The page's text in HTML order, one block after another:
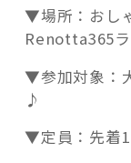
▼場所：おし
Renotta365
▼参加対象：
♪
▼定員：先